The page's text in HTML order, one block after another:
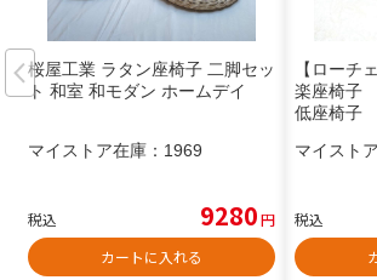
桜屋工業 ラタン座椅子 二脚セッ
ト 和室 和モダン ホームデイ
マイストア在庫： 1969
税込 9280円
カートに入れる
【ローチ
楽座椅
低座椅子
マイスト
税込